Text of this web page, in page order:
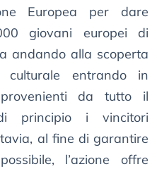
Europea per dare
giovani europei di
andando alla scoperta
entrando in
da tutto il
principio i vincitori
al fine di garantire
l’azione offre